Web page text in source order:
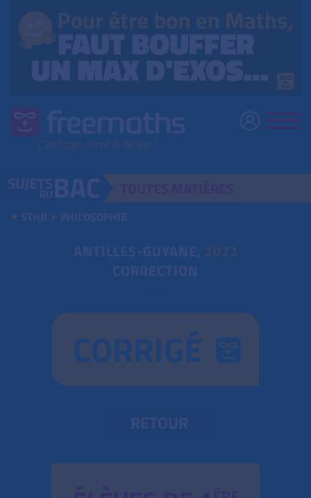
STHR PHILOSOPHIE
ANTILLES-GUYANE, 2022
CORRECTION
CORRIGÉ
RETOUR